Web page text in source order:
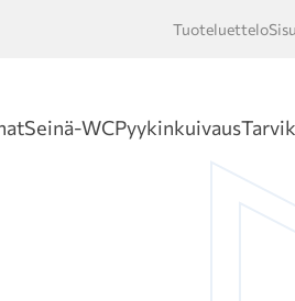
Tuoteluettelo
Seinä-WCPyykinkuivaus